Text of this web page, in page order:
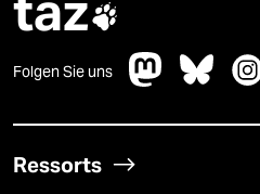

Folgen Sie uns
Ressorts